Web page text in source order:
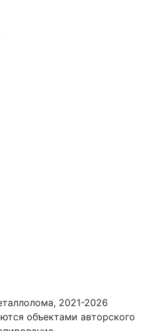
2021-2026
объектами авторского